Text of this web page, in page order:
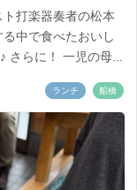
打楽器奏者の松本
中で食べたおいし
さらに！ 一児の母...
ランチ 船橋